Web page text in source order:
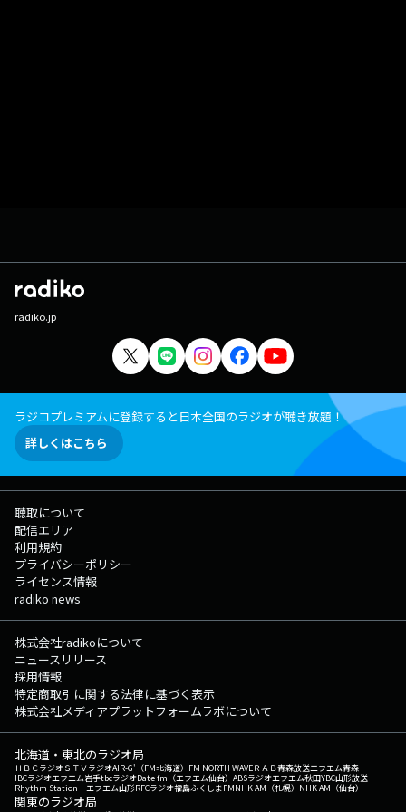
radiko.jp
ラジコプレミアムに登録すると日本全国のラジオが聴き放題！
詳しくはこちら
聴取について
配信エリア
利用規約
プライバシーポリシー
ライセンス情報
radiko news
株式会社radikoについて
ニュースリリース
採用情報
特定商取引に関する法律に基づく表示
株式会社メディアプラットフォームラボについて
北海道・東北のラジオ局
ＨＢＣラジオＳＴＶラジオAIR-G'（FM北海道） FM NORTH WAVEＲＡＢ青森放送エフエム青森
IBCラジオエフエム岩手tbcラジオDate fm（エフエム仙台） ABSラジオエフエム秋田YBC山形放送
Rhythm Station エフエム山形RFCラジオ福島ふくしまFMNHK AM（札幌） NHK AM（仙台）
関東のラジオ局